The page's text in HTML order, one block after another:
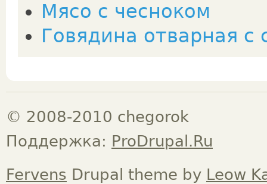
Мясо с чесноком
Говядина отварная с
© 2008-2010 chegorok
Поддержка: ProDrupal.Ru
Fervens Drupal theme by Leow